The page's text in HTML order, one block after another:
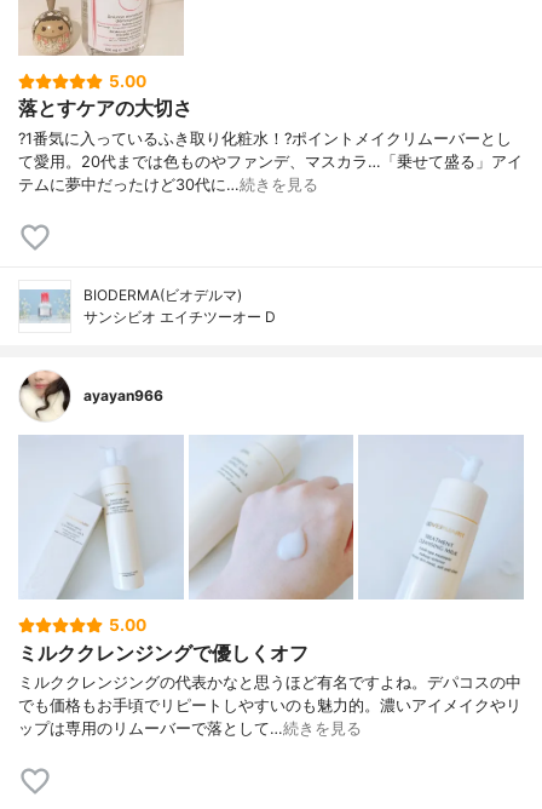
5.00
落とすケアの大切さ
?1番気に入っているふき取り化粧水！?ポイントメイクリムーバーとし
て愛用。20代までは色ものやファンデ、マスカラ…「乗せて盛る」アイ
テムに夢中だったけど30代に…続きを見る
BIODERMA(ビオデルマ)
サンシビオ エイチツーオー D
ayayan966
5.00
ミルククレンジングで優しくオフ
ミルククレンジングの代表かなと思うほど有名ですよね。デパコスの中
でも価格もお手頃でリピートしやすいのも魅力的。濃いアイメイクやリ
ップは専用のリムーバーで落として…続きを見る